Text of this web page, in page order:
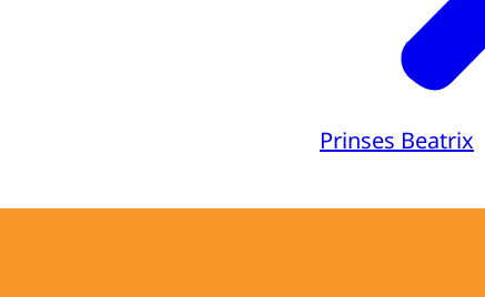
Prinses Beatrix